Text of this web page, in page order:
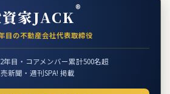
家JACK®
目の不動産会社代表取締役
年目・コアメンバー累計500名超
新聞・週刊SPA! 掲載